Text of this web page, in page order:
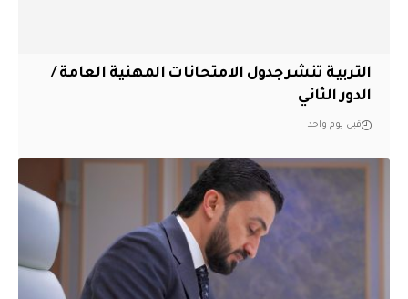
التربية تنشر جدول الامتحانات المهنية العامة /
الدور الثاني
قبل يوم واحد